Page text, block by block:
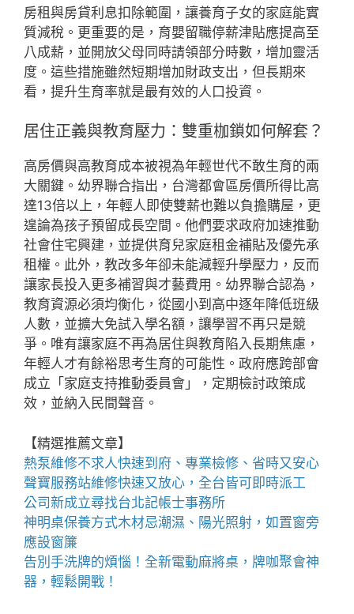
房租與房貸利息扣除範圍，讓養育子女的家庭能實
質減稅。更重要的是，育嬰留職停薪津貼應提高至
八成薪，並開放父母同時請領部分時數，增加靈活
度。這些措施雖然短期增加財政支出，但長期來
看，提升生育率就是最有效的人口投資。
居住正義與教育壓力：雙重枷鎖如何解套？
高房價與高教育成本被視為年輕世代不敢生育的兩
大關鍵。幼界聯合指出，台灣都會區房價所得比高
達13倍以上，年輕人即使雙薪也難以負擔購屋，更
遑論為孩子預留成長空間。他們要求政府加速推動
社會住宅興建，並提供育兒家庭租金補貼及優先承
租權。此外，教改多年卻未能減輕升學壓力，反而
讓家長投入更多補習與才藝費用。幼界聯合認為，
教育資源必須均衡化，從國小到高中逐年降低班級
人數，並擴大免試入學名額，讓學習不再只是競
爭。唯有讓家庭不再為居住與教育陷入長期焦慮，
年輕人才有餘裕思考生育的可能性。政府應跨部會
成立「家庭支持推動委員會」，定期檢討政策成
效，並納入民間聲音。
【精選推薦文章】
熱泵維修不求人快速到府、專業檢修、省時又安心
聲寶服務站維修快速又放心，全台皆可即時派工
公司新成立尋找台北記帳士事務所
神明桌保養方式木材忌潮濕、陽光照射，如置窗旁
應設窗簾
告別手洗牌的煩惱！全新電動麻將桌 ，牌咖聚會神
器，輕鬆開戰！